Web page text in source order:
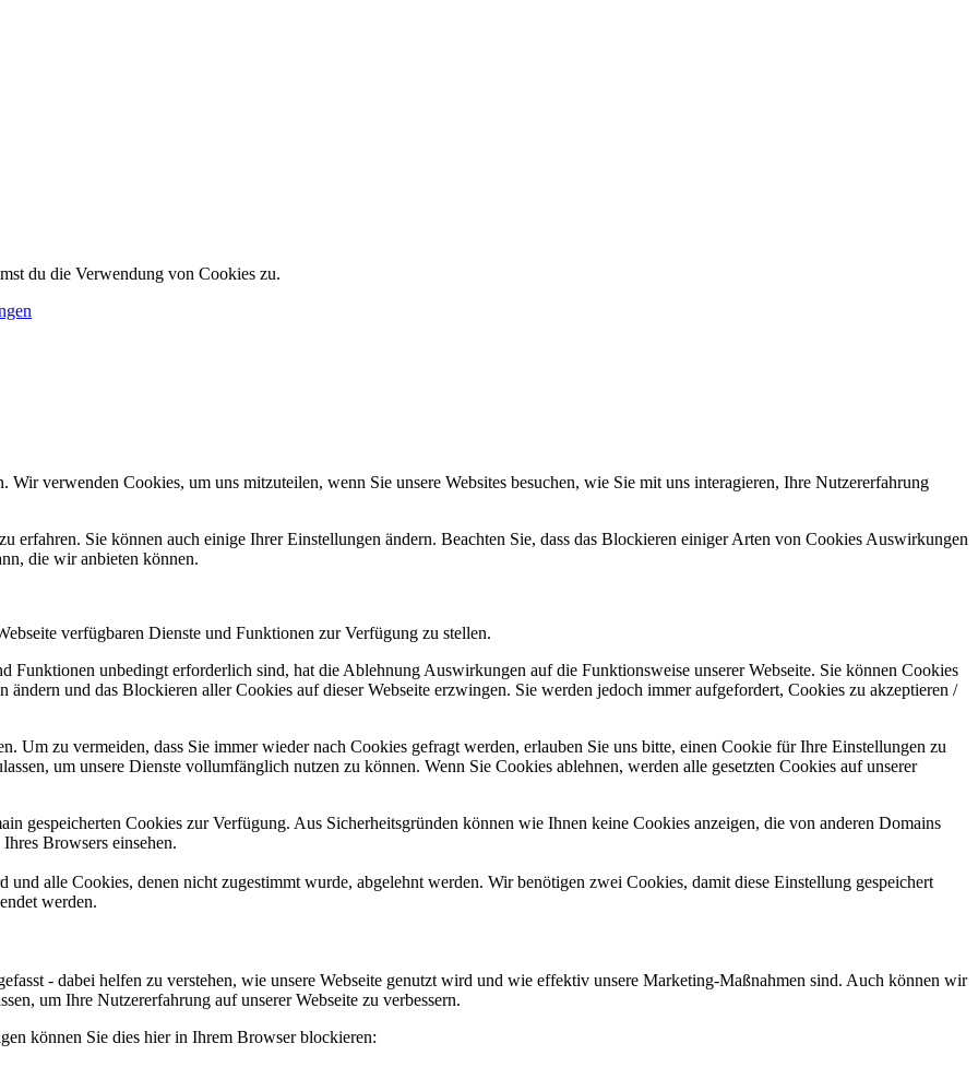
du die Verwendung von Cookies zu.
verwenden Cookies, um uns mitzuteilen, wenn Sie unsere Websites besuchen, wie Sie mit uns interagieren, Ihre Nutzererfahrung
erfahren. Sie können auch einige Ihrer Einstellungen ändern. Beachten Sie, dass das Blockieren einiger Arten von Cookies Auswirkungen
die wir anbieten können.
verfügbaren Dienste und Funktionen zur Verfügung zu stellen.
Funktionen unbedingt erforderlich sind, hat die Ablehnung Auswirkungen auf die Funktionsweise unserer Webseite. Sie können Cookies
und das Blockieren aller Cookies auf dieser Webseite erzwingen. Sie werden jedoch immer aufgefordert, Cookies zu akzeptieren /
Um zu vermeiden, dass Sie immer wieder nach Cookies gefragt werden, erlauben Sie uns bitte, einen Cookie für Ihre Einstellungen zu
um unsere Dienste vollumfänglich nutzen zu können. Wenn Sie Cookies ablehnen, werden alle gesetzten Cookies auf unserer
gespeicherten Cookies zur Verfügung. Aus Sicherheitsgründen können wie Ihnen keine Cookies anzeigen, die von anderen Domains
Browsers einsehen.
alle Cookies, denen nicht zugestimmt wurde, abgelehnt werden. Wir benötigen zwei Cookies, damit diese Einstellung gespeichert
werden.
- dabei helfen zu verstehen, wie unsere Webseite genutzt wird und wie effektiv unsere Marketing-Maßnahmen sind. Auch können wir
um Ihre Nutzererfahrung auf unserer Webseite zu verbessern.
können Sie dies hier in Ihrem Browser blockieren: